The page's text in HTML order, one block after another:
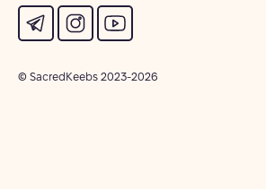
© SacredKeebs 2023-2026